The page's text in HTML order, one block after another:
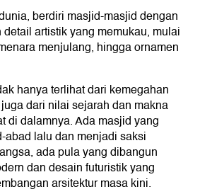
berdiri masjid-masjid dengan
artistik yang memukau, mulai
menjulang, hingga ornamen
hanya terlihat dari kemegahan
dari nilai sejarah dan makna
di dalamnya. Ada masjid yang
abad lalu dan menjadi saksi
ada pula yang dibangun
dan desain futuristik yang
arsitektur masa kini.